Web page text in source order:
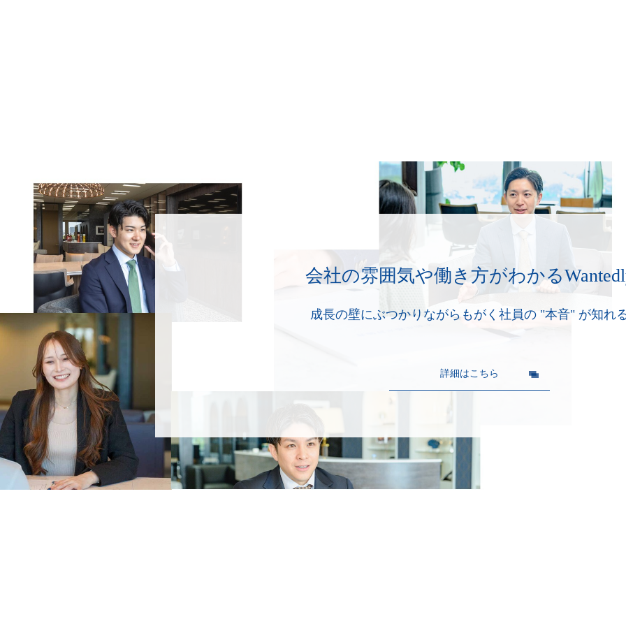
会社の雰囲気や働き方がわかる
成長の壁にぶつかりながら もがく社員の "本音" が知れ
詳細はこちら